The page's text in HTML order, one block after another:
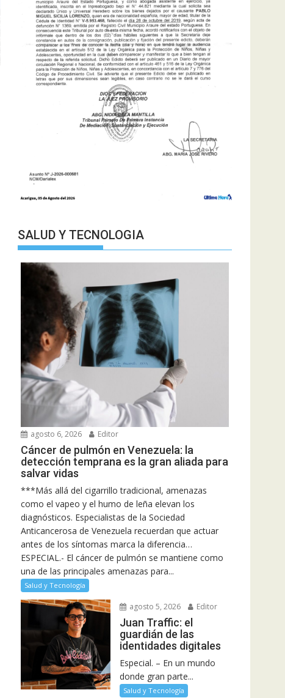
SALUD Y TECNOLOGIA
agosto 6, 2026 Editor
Cáncer de pulmón en Venezuela: la
detección temprana es la gran aliada para
salvar vidas
***Más allá del cigarrillo tradicional, amenazas
como el vapeo y el humo de leña elevan los
diagnósticos. Especialistas de la Sociedad
Anticancerosa de Venezuela recuerdan que actuar
antes de los síntomas marca la diferencia…
ESPECIAL.- El cáncer de pulmón se mantiene como
una de las principales amenazas para...
Salud y Tecnología
agosto 5, 2026 Editor
Juan Traffic: el
guardián de las
identidades digitales
Especial. – En un mundo
donde gran parte...
Salud y Tecnología